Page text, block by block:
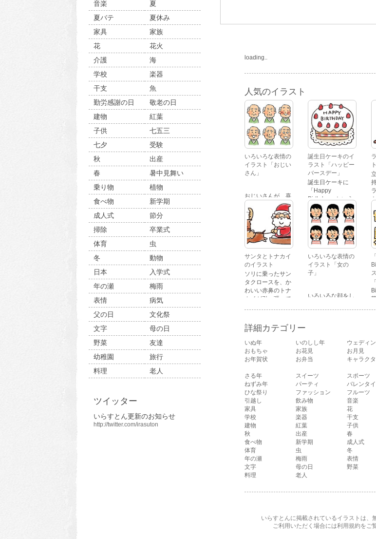
音楽
夏
夏バテ
夏休み
家具
家族
花
花火
介護
海
学校
楽器
干支
魚
勤労感謝の日
敬老の日
建物
紅葉
子供
七五三
七夕
受験
秋
出産
春
暑中見舞い
乗り物
植物
食べ物
新学期
成人式
節分
掃除
卒業式
体育
虫
冬
動物
日本
入学式
年の瀬
梅雨
表情
病気
父の日
文化祭
文字
母の日
野菜
友達
幼稚園
旅行
料理
老人
ツイッター
いらすとん更新のお知らせ
http://twitter.com/irasuton
loading..
人気のイラスト
いろいろな表情の
イラスト「おじい
さん」
おじいさんが、喜
怒哀楽たくさんの
表情をしているイ
ラストです。 通常
の顔・怒っている
顔・泣いている
顔・照れている
顔・笑っている
顔・驚いている
顔・困っている顔
があります。
誕生日ケーキのイ
ラスト「ハッピー
バースデー」
誕生日ケーキに
「Happy
Birthday」という
文字が描かれた、
かわいい苺のケー
キのイラストで
す。
サンタとトナカイ
のイラスト
ソリに乗ったサン
タクロースを、か
わいい赤鼻のトナ
カイが引っ張って
いろいろな表情の
イラスト「女の
子」
いろいろな顔をし
いる顔・笑ってい
る顔・驚いている
顔・困っている顔
詳細カテゴリー
いぬ年 いのしし年 ウェディ
おもちゃ
お花見 お月見
お年賀状
お弁当 キャラク
さる年
スイーツ スポーツ
ねずみ年
パーティ バレンタ
ひな祭り
ファッション フルーツ
引越し
飲み物 音楽
家具
家族 花
学校
楽器 干支
建物
紅葉 子供
秋
出産 春
食べ物
新学期 成人式
体育
虫 冬
年の瀬
梅雨 表情
文字
母の日 野菜
料理
老人
いらすとんに掲載されているイラストは、
ご利用いただく場合には利用規約をご